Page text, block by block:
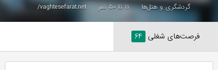
گردشگری و هتل‌ها ۱۱ تا ۵۰ نفر vaghtesefarat.net/
فرصت‌های شغلی ۶۴